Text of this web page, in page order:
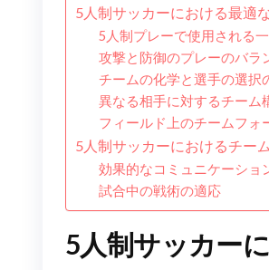
5人制サッカーにおける最適
5人制プレーで使用される
攻撃と防御のプレーのバラ
チームの化学と選手の選択
異なる相手に対するチーム
フィールド上のチームフォ
5人制サッカーにおけるチー
効果的なコミュニケーショ
試合中の戦術の適応
5人制サッカー